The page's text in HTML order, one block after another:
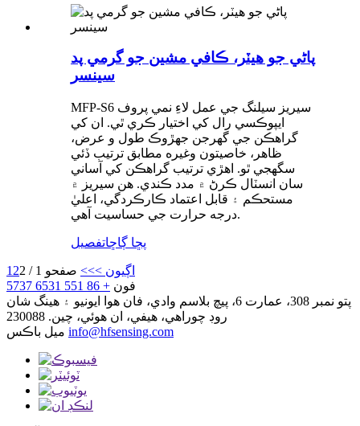
پاڻي جو هيٽر، ڪافي مشين جو گرمي پد
سينسر
MFP-S6 سيريز سيلنگ جي عمل لاءِ نمي پروف
ايپوڪسي رال کي اختيار ڪري ٿي. ان کي
گراهڪن جي گهرجن جهڙوڪ طول و عرض،
ظاهر، خاصيتون وغيره مطابق ترتيب ڏئي
سگهجي ٿو. اهڙي ترتيب گراهڪن کي آساني
سان انسٽال ڪرڻ ۾ مدد ڪندي. هن سيريز ۾
مستحڪم ۽ قابل اعتماد ڪارڪردگي، اعليٰ
درجه حرارت جي حساسيت آهي.
پڇا ڳاڇاتفصيل
1 2 اڳيون >>> صفحو 1 / 2
فون + 86 551 6531 5737
پتو
نمبر 308، عمارت 6، پيچ بلاسم وادي، فان هوا ايونيو ۽ هينگ شان
روڊ چوراهي، هيفي، ان هوئي، چين. 230088
ميل باڪس info@hfsensing.com